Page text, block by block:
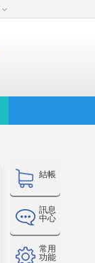
結帳
訊息
中心
常用
功能